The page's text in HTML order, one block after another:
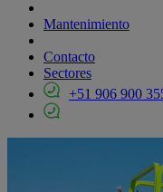
Mantenimiento
Contacto
Sectores
+51 906 900